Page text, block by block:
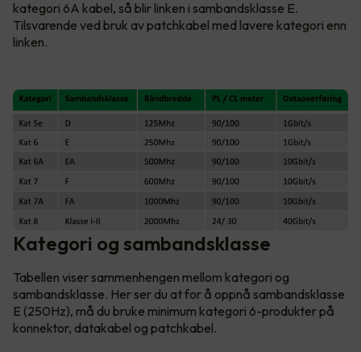
kategori 6A kabel, så blir linken i sambandsklasse E.
Tilsvarende ved bruk av patchkabel med lavere kategori enn
linken.
Kategori og sambandsklasse
Tabellen viser sammenhengen mellom kategori og
sambandsklasse. Her ser du at for å oppnå sambandsklasse
E (250Hz), må du bruke minimum kategori 6-produkter på
konnektor, datakabel og patchkabel.